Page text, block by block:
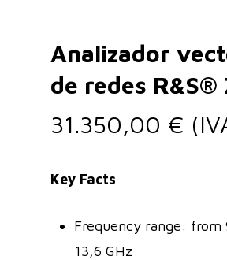
Analizador
de redes R&S®
31.350,00 €
Key Facts
Frequency range: from
13,6 GHz